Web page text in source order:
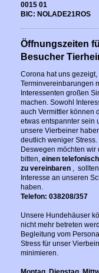
0015 01
BIC: NOLADE21ROS
Öffnungszeiten
Besucher
Corona hat uns gezeigt,
Terminvereinbarungen
Interessenten großen
machen. Sowohl
auch Vermittler können
etwas entspannter sein
unsere Vierbeiner
deutlich weniger Stress.
Deswegen möchten wir
bitten, einen
zu vereinbaren ,
Interesse an unseren
haben.
Telefon: 038208/357
Unsere Hundehäuser
nicht mehr betreten
Begleitung vom
Stress für unser
minimieren.